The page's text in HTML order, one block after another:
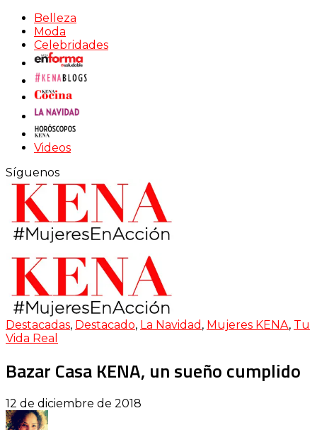
Belleza
Moda
Celebridades
Videos
Síguenos
Destacadas, Destacado, La Navidad , Mujeres KENA, Tu
Vida Real
Bazar Casa KENA, un sueño cumplido
12 de diciembre de 2018